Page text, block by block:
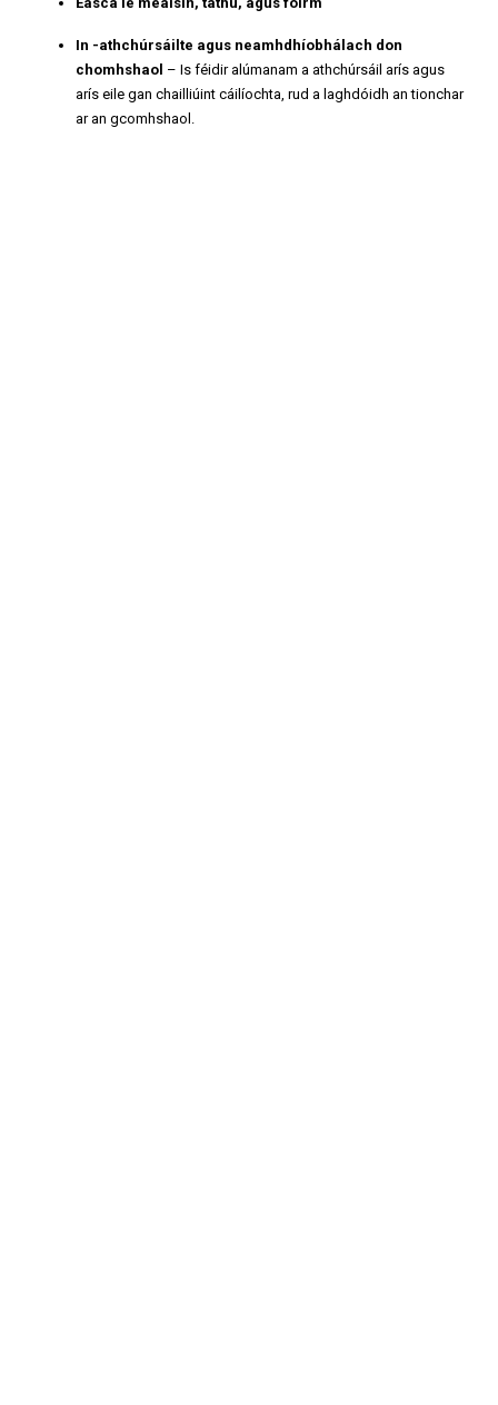
In -athchúrsáilte agus neamhdhíobhálach don
chomhshaol – Is féidir alúmanam a athchúrsáil arís agus
arís eile gan chailliúint cáilíochta, rud a laghdóidh an tionchar
ar an gcomhshaol.